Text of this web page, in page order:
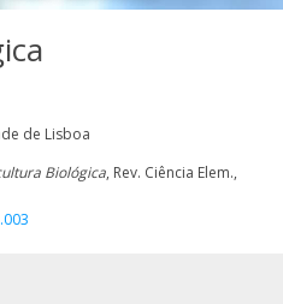
de Lisboa
Biológica, Rev. Ciência Elem.,